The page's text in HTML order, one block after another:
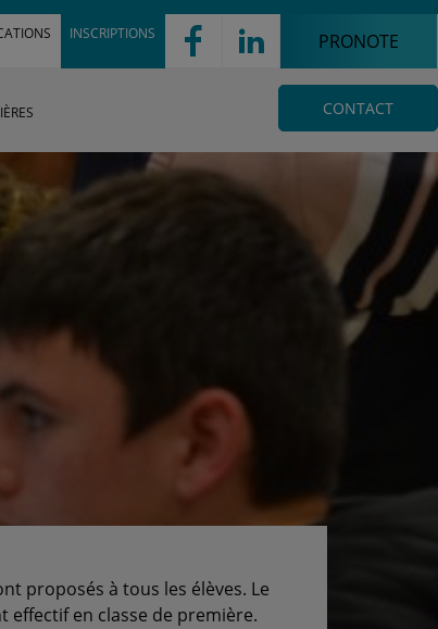
' ! PRONOTE
INSCRIPTIONS
CONTACT
proposés à tous les élèves. Le
effectif en classe de première.